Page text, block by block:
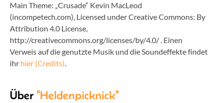
Main Theme: „Crusade“ Kevin MacLeod
(incompetech.com), Licensed under Creative Commons: By
Attribution 4.0 License,
http://creativecommons.org/licenses/by/4.0/ . Einen
Verweis auf die genutzte Musik und die Soundeffekte findet
ihr hier (Credits).
Über "Heldenpicknick"